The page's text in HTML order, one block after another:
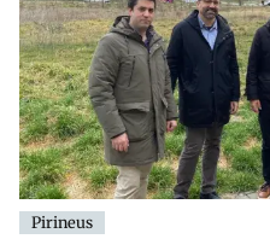
Pirineus